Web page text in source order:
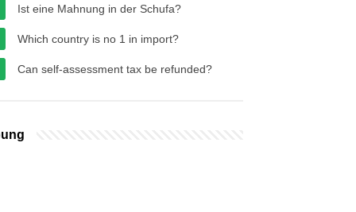
Ist eine Mahnung in der Schufa?
Which country is no 1 in import?
Can self-assessment tax be refunded?